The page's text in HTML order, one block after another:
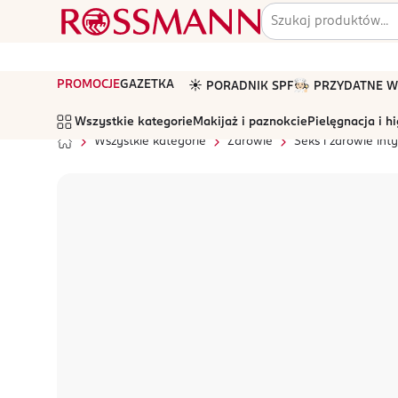
PROMOCJEGAZETKA ☀️ PORADNIK SPF🧑🏻‍🍳 PRZYDATNE
Wszystkie kategorie Makijaż i paznokcie Pielęgnacja i
Wszystkie kategorie
Zdrowie Seks i zdrowie